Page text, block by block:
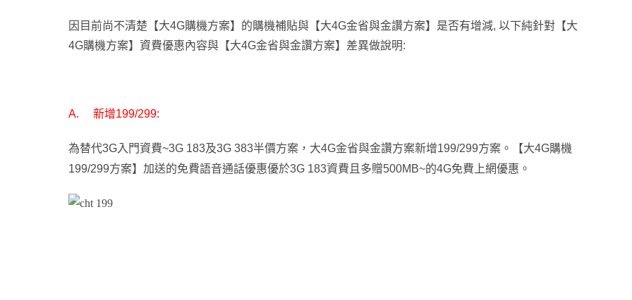
因目前尚不清楚【大4G購機方案】的購機補貼與【大4G金省與金讚方案】是否有增減, 以下純針對【大
4G購機方案】資費優惠內容與【大4G金省與金讚方案】差異做說明:
A. 新增199/299:
為替代3G入門資費~3G 183及3G 383半價方案 ， 大4G金省與金讚方案新增199/299方案。【大4G購機
199/299方案】加送的免費語音通話優惠優於3G 183資費且多贈500MB~的4G免費上網優惠。